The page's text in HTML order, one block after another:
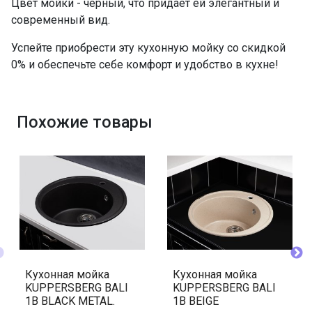
Цвет мойки - черный, что придает ей элегантный и
современный вид.
Успейте приобрести эту кухонную мойку со скидкой
0% и обеспечьте себе комфорт и удобство в кухне!
Похожие товары
Кухонная мойка
KUPPERSBERG BALI
1B BLACK METAL.
Кухонная мойка
KUPPERSBERG BALI
1B BEIGE